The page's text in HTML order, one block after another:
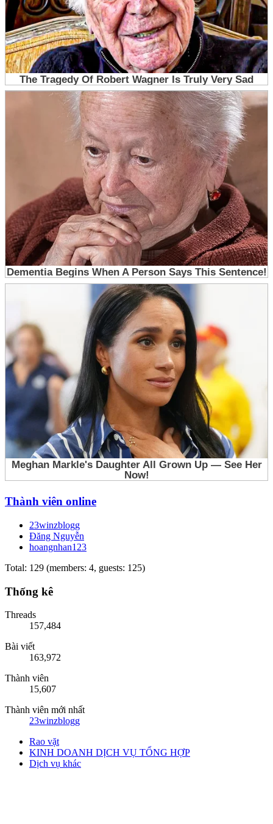
Thành viên online
23winzblogg
Đăng Nguyễn
hoangnhan123
Total: 129 (members: 4, guests: 125)
Thống kê
Threads
157,484
Bài viết
163,972
Thành viên
15,607
Thành viên mới nhất
23winzblogg
Rao vặt
KINH DOANH DỊCH VỤ TỔNG HỢP
Dịch vụ khác